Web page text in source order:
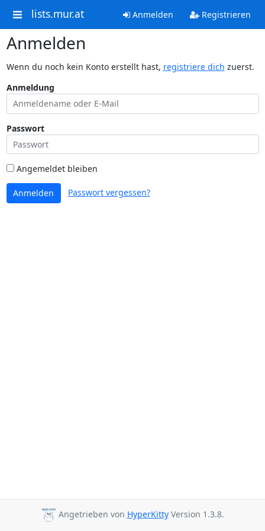
lists.mur.at Anmelden Registrieren
Anmelden
Wenn du noch kein Konto erstellt hast, registriere dich zuerst.
Anmeldung
Passwort
Angemeldet bleiben
Anmelden Passwort vergessen?
Angetrieben von HyperKittyVersion 1.3.8.